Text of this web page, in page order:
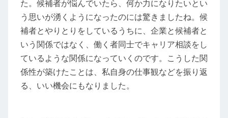
た。候補者が悩んでいたら、何か力になりたいとい
う思いが湧くようになったのには驚きましたね。候
補者とやりとりをしているうちに、企業と候補者と
いう関係ではなく、働く者同士でキャリア相談をし
ているような関係になっていくのです。こうした関
係性が築けたことは、私自身の仕事観などを振り返
る、いい機会にもなりました。